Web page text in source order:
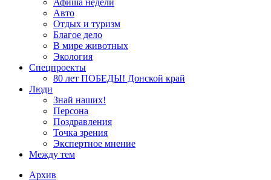
Афиша недели
Авто
Отдых и туризм
Благое дело
В мире животных
Экология
Спецпроекты
80 лет ПОБЕДЫ! Донской край
Люди
Знай наших!
Персона
Поздравления
Точка зрения
Экспертное мнение
Между тем
Архив